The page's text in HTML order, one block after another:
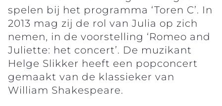
spelen bij het programma ‘Toren C’. In
2013 mag zij de rol van Julia op zich
nemen, in de voorstelling ‘Romeo and
Juliette: het concert’. De muzikant
Helge Slikker heeft een popconcert
gemaakt van de klassieker van
William Shakespeare.